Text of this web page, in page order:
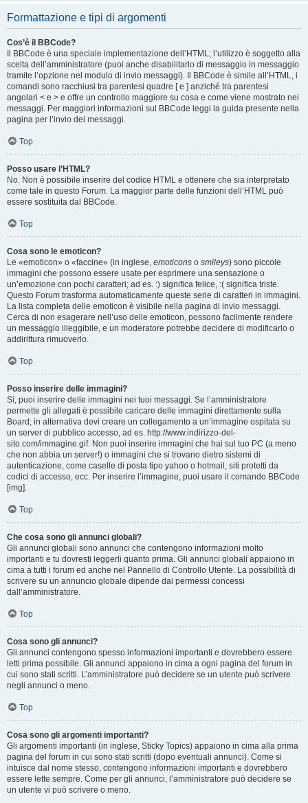
Formattazione e tipi di argomenti
Cos’è il BBCode?
Il BBCode è una speciale implementazione dell’HTML; l’utilizzo è soggetto alla
scelta dell’amministratore (puoi anche disabilitarlo di messaggio in messaggio
tramite l’opzione nel modulo di invio messaggi). Il BBCode è simile all’HTML, i
comandi sono racchiusi tra parentesi quadre [ e ] anziché tra parentesi
angolari < e > e offre un controllo maggiore su cosa e come viene mostrato nei
messaggi. Per maggiori informazioni sul BBCode leggi la guida presente nella
pagina per l’invio dei messaggi.
Top
Posso usare l’HTML?
No. Non è possibile inserire del codice HTML e ottenere che sia interpretato
come tale in questo Forum. La maggior parte delle funzioni dell’HTML può
essere sostituita dal BBCode.
Top
Cosa sono le emoticon?
Le «emoticon» o «faccine» (in inglese, emoticons o smileys) sono piccole
immagini che possono essere usate per esprimere una sensazione o
un’emozione con pochi caratteri; ad es. :) significa felice, :( significa triste.
Questo Forum trasforma automaticamente queste serie di caratteri in immagini.
La lista completa delle emoticon è visibile nella pagina di invio messaggi.
Cerca di non esagerare nell’uso delle emoticon, possono facilmente rendere
un messaggio illeggibile, e un moderatore potrebbe decidere di modificarlo o
addirittura rimuoverlo.
Top
Posso inserire delle immagini?
Sì, puoi inserire delle immagini nei tuoi messaggi. Se l’amministratore
permette gli allegati è possibile caricare delle immagini direttamente sulla
Board; in alternativa devi creare un collegamento a un’immagine ospitata su
un server di pubblico accesso, ad es. http://www.indirizzo-del-
sito.com/immagine.gif. Non puoi inserire immagini che hai sul tuo PC (a meno
che non abbia un server!) o immagini che si trovano dietro sistemi di
autenticazione, come caselle di posta tipo yahoo o hotmail, siti protetti da
codici di accesso, ecc. Per inserire l’immagine, puoi usare il comando BBCode
[img].
Top
Che cosa sono gli annunci globali?
Gli annunci globali sono annunci che contengono informazioni molto
importanti e tu dovresti leggerli quanto prima. Gli annunci globali appaiono in
cima a tutti i forum ed anche nel Pannello di Controllo Utente. La possibilità di
scrivere su un annuncio globale dipende dai permessi concessi
dall’amministratore.
Top
Cosa sono gli annunci?
Gli annunci contengono spesso informazioni importanti e dovrebbero essere
letti prima possibile. Gli annunci appaiono in cima a ogni pagina del forum in
cui sono stati scritti. L’amministratore può decidere se un utente può scrivere
negli annunci o meno.
Top
Cosa sono gli argomenti importanti?
Gli argomenti importanti (in inglese, Sticky Topics) appaiono in cima alla prima
pagina del forum in cui sono stati scritti (dopo eventuali annunci). Come si
intuisce dal nome stesso, contengono informazioni importanti e dovrebbero
essere lette sempre. Come per gli annunci, l’amministratore può decidere se
un utente vi può scrivere o meno.